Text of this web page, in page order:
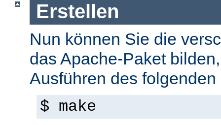
Erstellen
Nun können Sie die
das Apache-Paket
Ausführen des
$ make